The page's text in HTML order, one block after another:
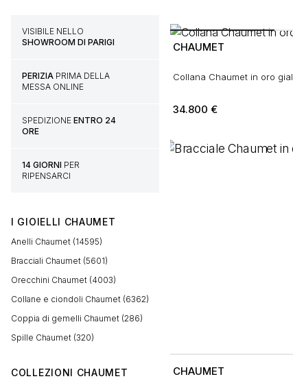
VISIBILE NELLO
SHOWROOM DI PARIGI
PERIZIA PRIMA DELLA
MESSA ONLINE
SPEDIZIONE ENTRO 24
ORE
14 GIORNI PER
RIPENSARCI
I GIOIELLI CHAUMET
Anelli Chaumet (14595)
Bracciali Chaumet (5601)
Orecchini Chaumet (4003)
Collane e ciondoli Chaumet (6362)
Coppia di gemelli Chaumet (286)
Spille Chaumet (320)
COLLEZIONI CHAUMET
CHAUMET
Collana Chaumet in oro
34.800 €
CHAUMET